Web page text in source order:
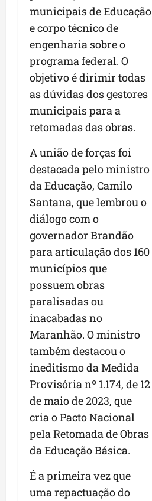
municipais de Educação
e corpo técnico de
engenharia sobre o
programa federal. O
objetivo é dirimir todas
as dúvidas dos gestores
municipais para a
retomadas das obras.
A união de forças foi
destacada pelo ministro
da Educação, Camilo
Santana, que lembrou o
diálogo com o
governador Brandão
para articulação dos 160
municípios que
possuem obras
paralisadas ou
inacabadas no
Maranhão. O ministro
também destacou o
ineditismo da Medida
Provisória nº 1.174, de 12
de maio de 2023, que
cria o Pacto Nacional
pela Retomada de Obras
da Educação Básica.
É a primeira vez que
uma repactuação do